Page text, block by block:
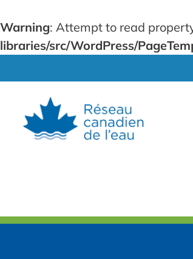
Warning: Attempt to read
libraries/src/WordPress/
to